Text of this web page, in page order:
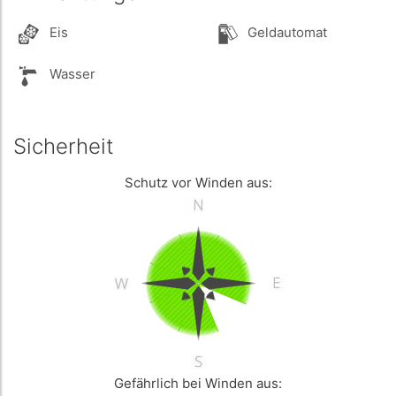
Eis Geldautomat
Wasser
Sicherheit
Schutz vor Winden aus:
Gefährlich bei Winden aus: